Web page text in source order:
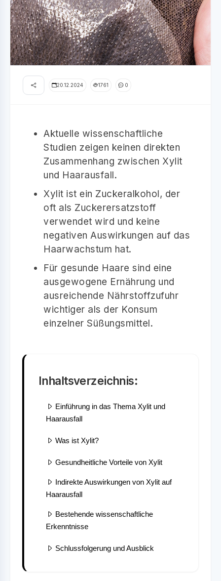
20.12.2024 1761 0
Aktuelle wissenschaftliche
Studien zeigen keinen direkten
Zusammenhang zwischen Xylit
und Haarausfall.
Xylit ist ein Zuckeralkohol, der
oft als Zuckerersatzstoff
verwendet wird und keine
negativen Auswirkungen auf das
Haarwachstum hat.
Für gesunde Haare sind eine
ausgewogene Ernährung und
ausreichende Nährstoffzufuhr
wichtiger als der Konsum
einzelner Süßungsmittel.
Inhaltsverzeichnis:
Einführung in das Thema Xylit und
Haarausfall
Was ist Xylit?
Gesundheitliche Vorteile von Xylit
Indirekte Auswirkungen von Xylit auf
Haarausfall
Bestehende wissenschaftliche
Erkenntnisse
Schlussfolgerung und Ausblick